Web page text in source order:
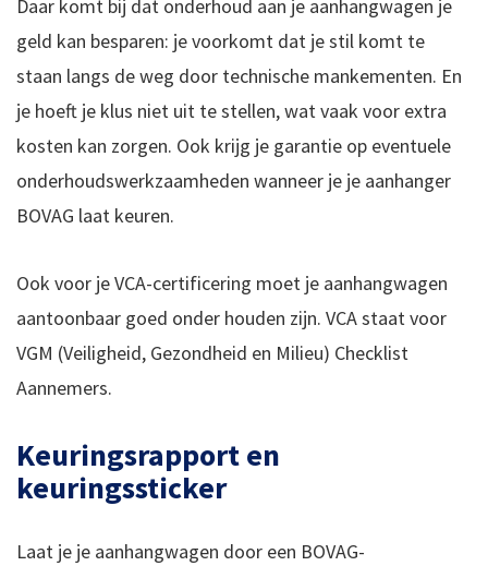
Daar komt bij dat onderhoud aan je aanhangwagen je
geld kan besparen: je voorkomt dat je stil komt te
staan langs de weg door technische mankementen. En
je hoeft je klus niet uit te stellen, wat vaak voor extra
kosten kan zorgen. Ook krijg je garantie op eventuele
onderhoudswerkzaamheden wanneer je je aanhanger
BOVAG laat keuren.
Ook voor je VCA-certificering moet je aanhangwagen
aantoonbaar goed onder houden zijn. VCA staat voor
VGM (Veiligheid, Gezondheid en Milieu) Checklist
Aannemers.
Keuringsrapport en
keuringssticker
Laat je je aanhangwagen door een BOVAG-